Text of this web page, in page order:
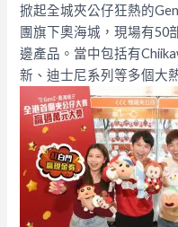
掀起全城夾公仔狂熱的
團旗下奧海城，現場有50
邊產品。當中包括有
新、迪士尼系列等多個大